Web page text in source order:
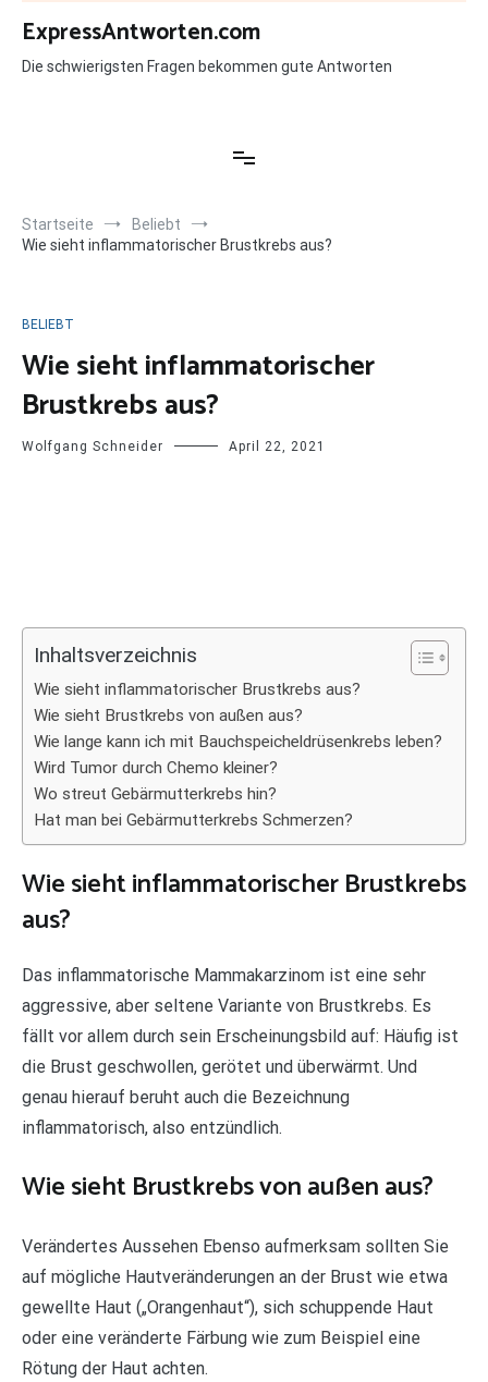
Zum
Inhalt
springen
ExpressAntworten.com
Die schwierigsten Fragen bekommen gute Antworten
Startseite
Beliebt
Wie sieht inflammatorischer Brustkrebs aus?
BELIEBT
Wie sieht inflammatorischer
Brustkrebs aus?
Wolfgang Schneider April 22, 2021
Inhaltsverzeichnis
Wie sieht inflammatorischer Brustkrebs aus?
Wie sieht Brustkrebs von außen aus?
Wie lange kann ich mit Bauchspeicheldrüsenkrebs leben?
Wird Tumor durch Chemo kleiner?
Wo streut Gebärmutterkrebs hin?
Hat man bei Gebärmutterkrebs Schmerzen?
Wie sieht inflammatorischer Brustkrebs
aus?
Das inflammatorische Mammakarzinom ist eine sehr
aggressive, aber seltene Variante von Brustkrebs. Es
fällt vor allem durch sein Erscheinungsbild auf: Häufig ist
die Brust geschwollen, gerötet und überwärmt. Und
genau hierauf beruht auch die Bezeichnung
inflammatorisch, also entzündlich.
Wie sieht Brustkrebs von außen aus?
Verändertes Aussehen Ebenso aufmerksam sollten Sie
auf mögliche Hautveränderungen an der Brust wie etwa
gewellte Haut („Orangenhaut“), sich schuppende Haut
oder eine veränderte Färbung wie zum Beispiel eine
Rötung der Haut achten.